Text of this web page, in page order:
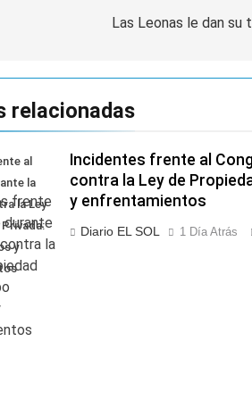
Las Leonas le dan su
relacionadas
al
la
la Ley
y
Incidentes frente al
contra la Ley de
y enfrentamientos
Diario EL SOL 1 Día Atrás